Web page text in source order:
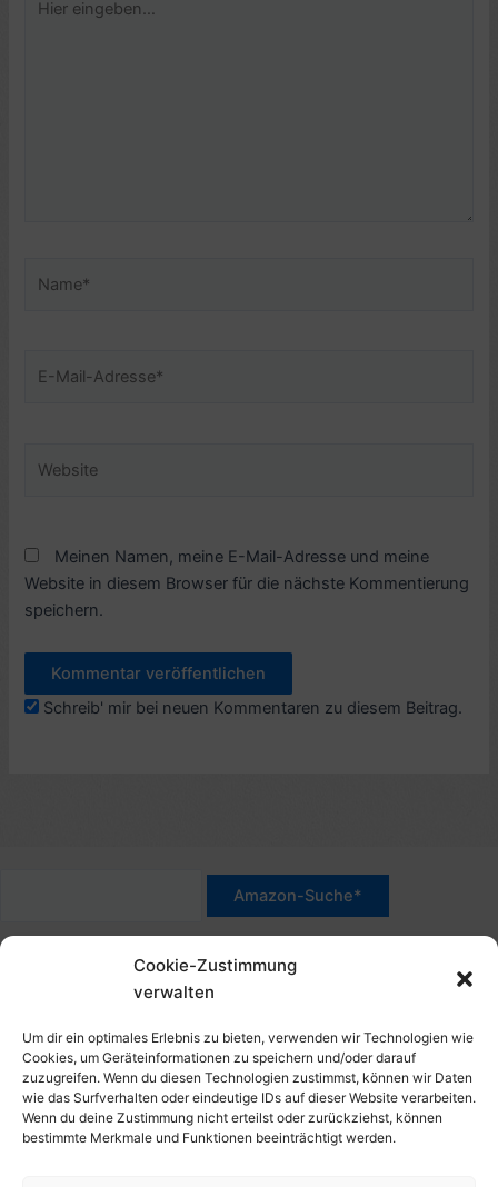
Cookie-Zustimmung
verwalten
Um dir ein optimales Erlebnis zu bieten, verwenden wir Technologien wie
Cookies, um Geräteinformationen zu speichern und/oder darauf
zuzugreifen. Wenn du diesen Technologien zustimmst, können wir Daten
wie das Surfverhalten oder eindeutige IDs auf dieser Website verarbeiten.
Wenn du deine Zustimmung nicht erteilst oder zurückziehst, können
bestimmte Merkmale und Funktionen beeinträchtigt werden.
eingeben…
Meinen Namen, meine E-Mail-Adresse und meine
Website in diesem Browser für die nächste Kommentierung
speichern.
Schreib' mir bei neuen Kommentaren zu diesem Beitrag.
*Werbehinweis für Links mit Hinweis "Amazon-Werbelink(s)",
"Amazon-Suche" und/oder mit Sternchen (*): Das sind Affiliate-
Link. Wenn Du auf der verlinkten Website etwas kaufst, erhalte
Aufschlag – und unterstützt diese Seite. Als Amazon-Partner
verdiene ich an qualifizierten Verkäufen. Dies gilt auch für
Klicks/Tipps auf Produktbilder, die mit einer Händler-Seite wie
Amazon verlinkt sind.